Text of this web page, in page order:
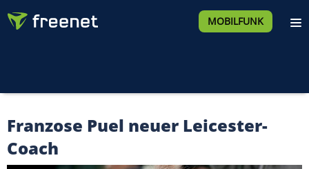
MOBILFUNK
Franzose Puel neuer Leicester-
Coach